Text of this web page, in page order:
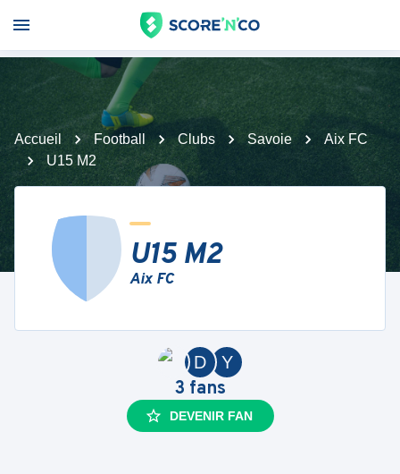
Accueil Football Clubs Savoie
Aix FC
U15 M2
U15 M2
Aix FC
Y
D
3 fans
DEVENIR FAN